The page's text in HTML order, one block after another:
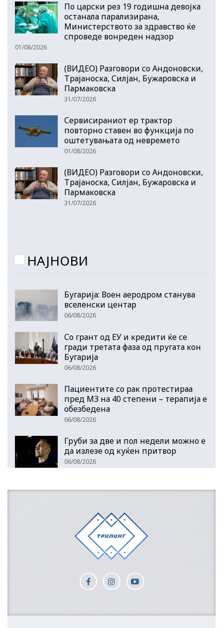
По царски рез 19 годишна девојка
останала парализирана,
Министерството за здравство ќе
спроведе вонреден надзор
01/08/2026
(ВИДЕО) Разговори со Андоновски,
Трајаноска, Силјан, Бужаровска и
Пармаковска
31/07/2026
Сервисираниот ер трактор
повторно ставен во функција по
оштетувањата од невремето
01/08/2026
(ВИДЕО) Разговори со Андоновски,
Трајаноска, Силјан, Бужаровска и
Пармаковска
31/07/2026
НАЈНОВИ
Бугарија: Воен аеродром станува
вселенски центар
06/08/2026
Со грант од ЕУ и кредити ќе се
гради третата фаза од пругата кон
Бугарија
06/08/2026
Пациентите со рак протестираа
пред МЗ на 40 степени – терапија е
обезбедена
06/08/2026
Груби за две и пол недели можно е
да излезе од куќен притвор
06/08/2026